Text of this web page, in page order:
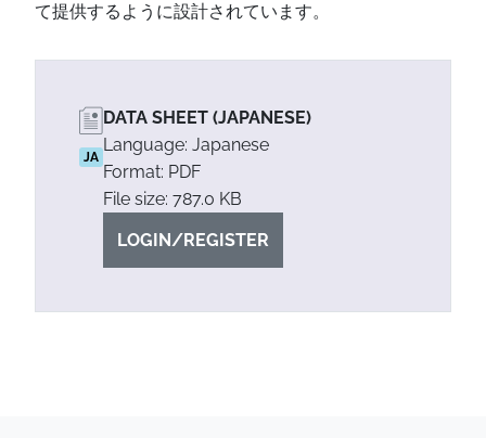
て提供するように設計されています。
JA
DATA SHEET (JAPANESE)
Language: Japanese
Format: PDF
File size: 787.0 KB
LOGIN/REGISTER